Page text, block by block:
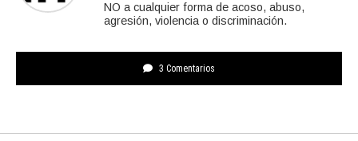
NO a cualquier forma de acoso, abuso,
agresión, violencia o discriminación.
3 Comentarios